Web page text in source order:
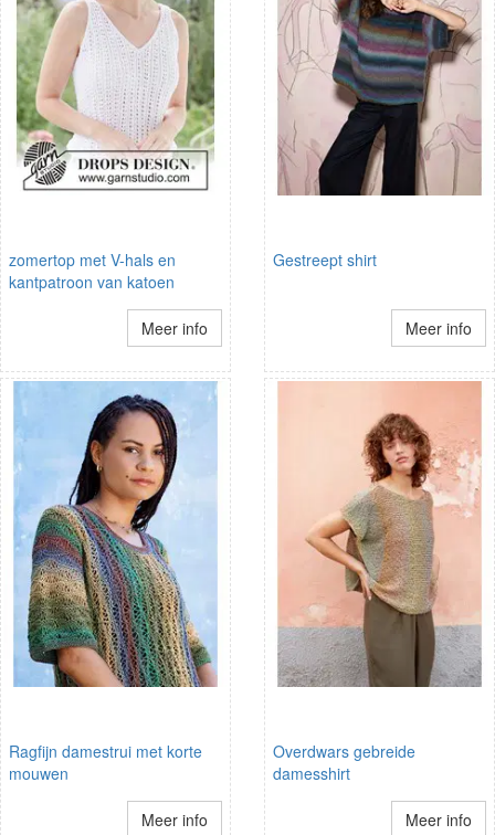
zomertop met V-hals en
kantpatroon van katoen
Meer info
Gestreept shirt
Meer info
Ragfijn damestrui met korte
mouwen
Meer info
Overdwars gebreide
damesshirt
Meer info